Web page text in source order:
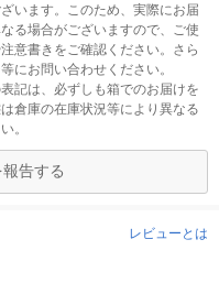
います。このため、実際にお届
る場合がございますので、ご使
意書きをご確認ください。さら
にお問い合わせください。
記は、必ずしも箱でのお届けを
倉庫の在庫状況等により異なる
。
告する
レビューとは